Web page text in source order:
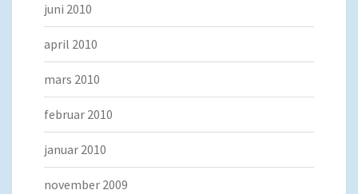
juni 2010
april 2010
mars 2010
februar 2010
januar 2010
november 2009